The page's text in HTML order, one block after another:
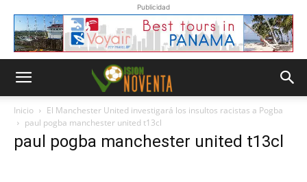
Publicidad
Inicio
El Manchester United investigará los insultos racistas a Pogba
paul pogba manchester united t13cl
paul pogba manchester united t13cl